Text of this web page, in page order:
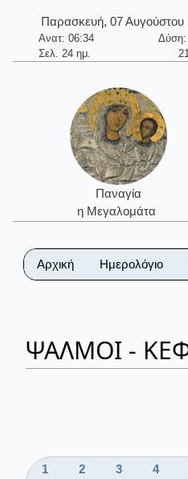
Παρασκευή, 07 Αυγούστου
Ανατ: 06:34
Δύση:
Σελ. 24 ημ.
Παναγία
η Μεγαλομάτα
Αρχική Ημερολόγιο
ΨΑΛΜΟΙ -
1 2 3 4